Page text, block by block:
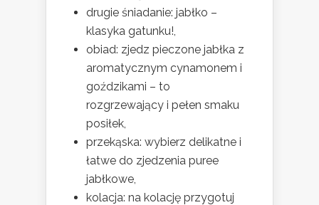
drugie śniadanie: jabłko –
klasyka gatunku!,
obiad: zjedz pieczone jabłka z
aromatycznym cynamonem i
goździkami – to
rozgrzewający i pełen smaku
posiłek,
przekąska: wybierz delikatne i
łatwe do zjedzenia puree
jabłkowe,
kolacja: na kolację przygotuj